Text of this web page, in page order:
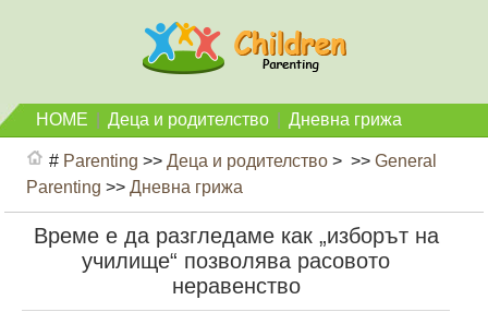
HOME Деца и родителство Дневна грижа
# Parenting >>Деца и родителство > >>General
Parenting >>Дневна грижа
Време е да разгледаме как „изборът на
училище“ позволява расовото
неравенство